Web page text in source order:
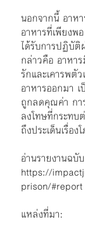
นอกจากนี้ อาห
อาหารที่เพียงพ
ได้รับการปฏิบัติ
กล่าวคือ อาหา
รักและเคารพตั
อาหารออกมา
ถูกลดคุณค่า กา
ลงโทษที่กระทบ
ถึงประเด็นเรื่อง
อ่านรายงานฉบั
https://
prison/#report
แหล่งที่มา: